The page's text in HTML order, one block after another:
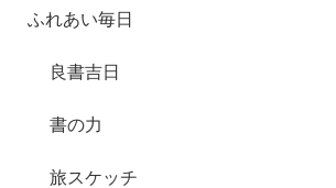
ふれあい毎日
良書吉日
書の力
旅スケッチ